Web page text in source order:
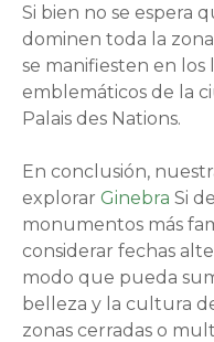
Si bien no se espera
dominen toda la
se manifiesten en los
emblemáticos de la
Palais des Nations.
En conclusión,
explorar Ginebra Si
monumentos más
considerar fechas
modo que pueda
belleza y la cultura
zonas cerradas o